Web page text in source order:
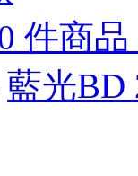
件商
藍光